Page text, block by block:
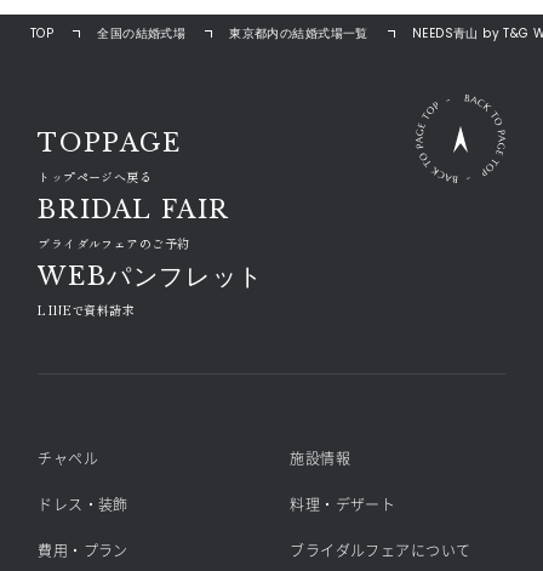
TOP 全国の結婚式場 東京都内の結婚式場一覧 NEEDS青山 by T&G
TOPPAGE
トップページへ戻る
BRIDAL FAIR
ブライダルフェアのご予約
WEBパンフレット
LINEで資料請求
チャペル 施設情報
ドレス・装飾 料理・デザート
費用・プラン ブライダルフェアについて